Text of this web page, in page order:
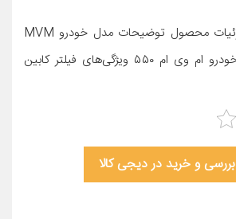
معرفی محصول جزئیات محصول توضیحات مدل خودرو MVM
۵۵۰ مناسب برای خودرو ام وی ام ۵۵۰ ویژگی‌های فیلتر کابین
بررسی و خرید در دیجی کالا